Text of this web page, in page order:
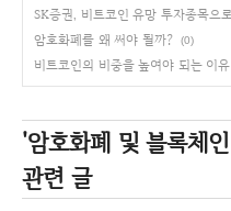
SK증권, 비트코인 유망 투자종목으
암호화폐를 왜 써야 될까? (0)
비트코인의 비중을 높여야 되는 이유
'암호화폐 및 블록체
관련 글